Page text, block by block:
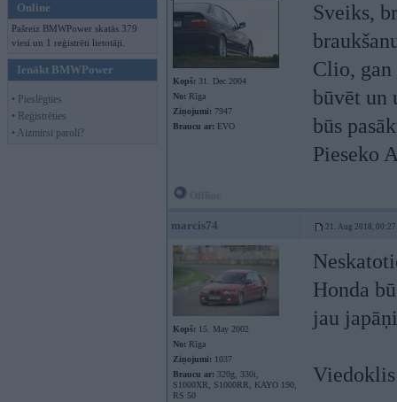
Online
Pašreiz BMWPower skatās 379
viesi un 1 reģistrēti lietotāji.
Ienākt BMWPower
• Pieslēgties
• Reģistrēties
• Aizmirsi paroli?
Kopš: 31. Dec 2004
No: Rīga
Ziņojumi: 7947
Braucu ar: EVO
Sveiks,
Clio, gan
būvēt un
būs
Pieseko
marcis74 21. Aug 2018, 00:27
Kopš: 15. May 2002
No: Rīga
Ziņojumi: 1037
Braucu ar: 320g, 330i,
S1000XR, S1000RR, KAYO 190,
RS 50
Honda
jau